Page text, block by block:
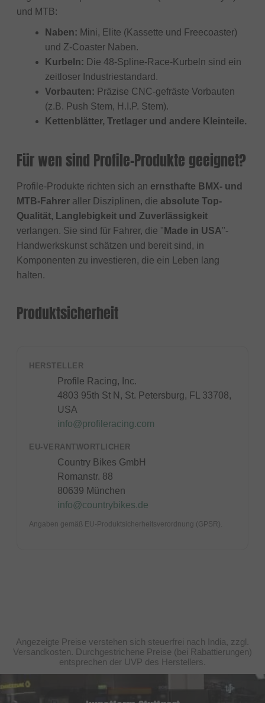
und MTB:
Naben: Mini, Elite (Kassette und Freecoaster)
und Z-Coaster Naben.
Kurbeln: Die 48-Spline-Race-Kurbeln sind ein
zeitloser Industriestandard.
Vorbauten: Präzise CNC-gefräste Vorbauten
(z.B. Push Stem, H.I.P. Stem).
Kettenblätter, Tretlager und andere Kleinteile.
Für wen sind Profile-Produkte geeignet?
Profile-Produkte richten sich an ernsthafte BMX- und
MTB-Fahrer aller Disziplinen, die absolute Top-
Qualität, Langlebigkeit und Zuverlässigkeit
verlangen. Sie sind für Fahrer, die " Made in USA"-
Handwerkskunst schätzen und bereit sind, in
Komponenten zu investieren, die ein Leben lang
halten.
Produktsicherheit
HERSTELLER
Profile Racing, Inc.
4803 95th St N, St. Petersburg, FL 33708,
USA
info@profileracing.com
EU-VERANTWORTLICHER
Country Bikes GmbH
Romanstr. 88
80639 München
info@countrybikes.de
Angaben gemäß EU-Produktsicherheitsverordnung (GPSR).
Angezeigte Preise verstehen sich steuerfrei nach India, zzgl.
Versandkosten. Durchgestrichene Preise (bei Rabattierungen)
entsprechen der UVP des Herstellers.